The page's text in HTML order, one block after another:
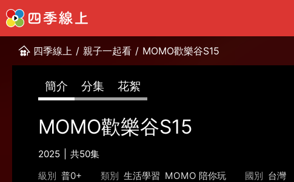
四季線上 / 親子一起看 / MOMO歡樂谷S15
簡介 分集 花絮
MOMO歡樂谷S15
2025
共50集
級別 普0+ 類別 生活學習 MOMO 陪你玩 國別 台灣